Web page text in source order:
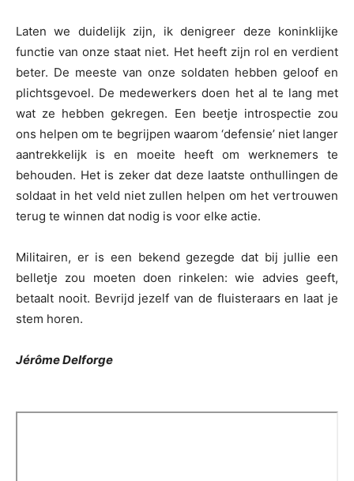
Laten we duidelijk zijn, ik denigreer deze koninklijke
functie van onze staat niet. Het heeft zijn rol en verdient
beter. De meeste van onze soldaten hebben geloof en
plichtsgevoel. De medewerkers doen het al te lang met
wat ze hebben gekregen. Een beetje introspectie zou
ons helpen om te begrijpen waarom ‘defensie’ niet langer
aantrekkelijk is en moeite heeft om werknemers te
behouden. Het is zeker dat deze laatste onthullingen de
soldaat in het veld niet zullen helpen om het vertrouwen
terug te winnen dat nodig is voor elke actie.
Militairen, er is een bekend gezegde dat bij jullie een
belletje zou moeten doen rinkelen: wie advies geeft,
betaalt nooit. Bevrijd jezelf van de fluisteraars en laat je
stem horen.
Jérôme Delforge